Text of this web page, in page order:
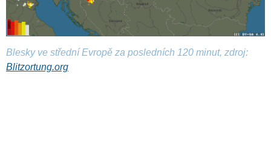
Blesky ve střední Evropě za posledních 120 minut, zdroj:
Blitzortung.org